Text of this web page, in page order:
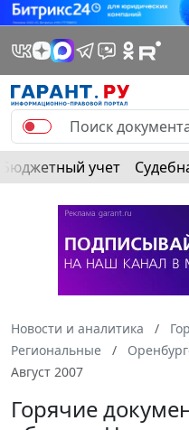
Бюджетный учет
Новости и аналитика
Региональные
Август 2007
Горячие